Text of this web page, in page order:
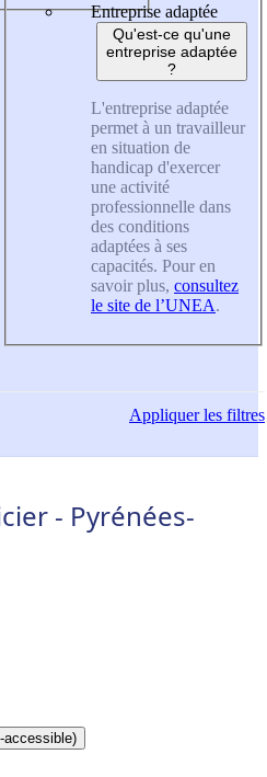
Entreprise adaptée
Qu'est-ce qu'une
entreprise adaptée
?
L'entreprise adaptée
permet à un travailleur
en situation de
handicap d'exercer
une activité
professionnelle dans
des conditions
adaptées à ses
capacités. Pour en
savoir plus, consultez
le site de l’UNEA.
Appliquerles filtres
- Pyrénées-
accessible)